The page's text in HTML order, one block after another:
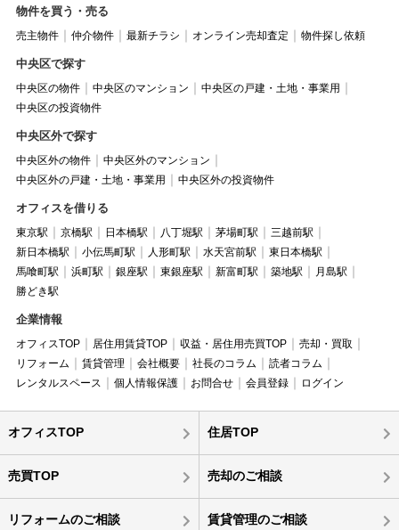
物件を買う・売る
売主物件 仲介物件 最新チラシ オンライン売却査定 物件探し依頼
中央区で探す
中央区の物件 中央区のマンション
中央区の戸建・土地・事業用
中央区の投資物件
中央区外で探す
中央区外の物件
中央区外のマンション
中央区外の戸建・土地・事業用
中央区外の投資物件
オフィスを借りる
東京駅 京橋駅 日本橋駅 八丁堀駅 茅場町駅
三越前駅
新日本橋駅
小伝馬町駅 人形町駅 水天宮前駅
東日本橋駅
馬喰町駅
浜町駅 銀座駅 東銀座駅 新富町駅 築地駅
月島駅
勝どき駅
企業情報
オフィスTOP 居住用賃貸TOP 収益・居住用売買TOP
売却・買取
リフォーム
賃貸管理 会社概要 社長のコラム
読者コラム
レンタルスペース
個人情報保護 お問合せ 会員登録 ログイン
オフィスTOP 住居TOP
売買TOP 売却のご相談
リフォームのご相談 賃貸管理のご相談